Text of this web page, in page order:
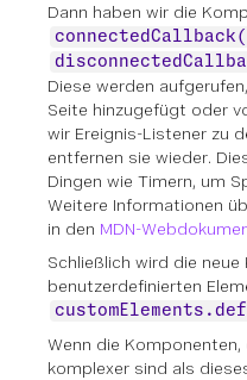
Dann haben wir die
Diese werden
Seite hinzugefügt oder
wir Ereignis-Listener zu
entfernen sie wieder.
Dingen wie Timern, um
Weitere Informationen
in den MDN-
Schließlich wird die
benutzerdefinierten
Wenn die
komplexer sind als